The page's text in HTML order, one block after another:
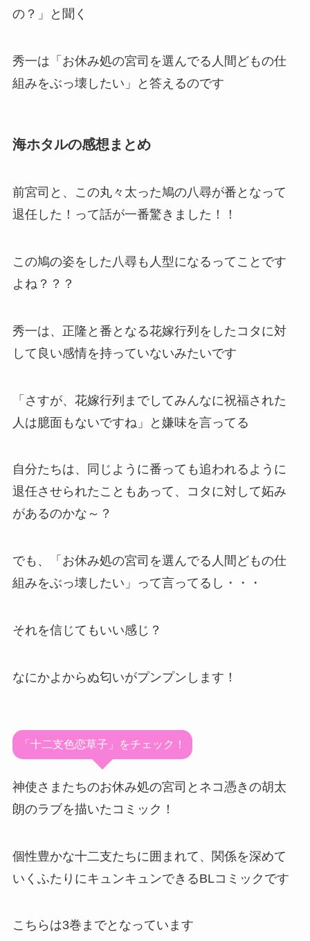
の？」と聞く
秀一は「お休み処の宮司を選んでる人間どもの仕
組みをぶっ壊したい」と答えるのです
海ホタルの感想まとめ
前宮司と、この丸々太った鳩の八尋が番となって
退任した！って話が一番驚きました！！
この鳩の姿をした八尋も人型になるってことです
よね？？？
秀一は、正隆と番となる花嫁行列をしたコタに対
して良い感情を持っていないみたいです
「さすが、花嫁行列までしてみんなに祝福された
人は臆面もないですね」と嫌味を言ってる
自分たちは、同じように番っても追われるように
退任させられたこともあって、コタに対して妬み
があるのかな～？
でも、「お休み処の宮司を選んでる人間どもの仕
組みをぶっ壊したい」って言ってるし・・・
それを信じてもいい感じ？
なにかよからぬ匂いがプンプンします！
「十二支色恋草子」をチェック！
神使さまたちのお休み処の宮司とネコ憑きの胡太
朗のラブを描いたコミック！
個性豊かな十二支たちに囲まれて、関係を深めて
いくふたりにキュンキュンできるBLコミックです
こちらは3巻までとなっています